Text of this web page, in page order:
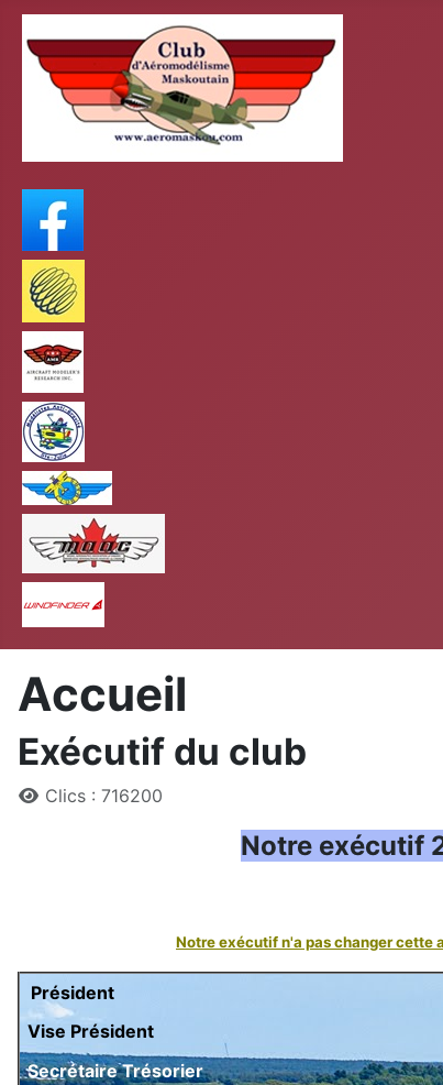
Club mars
Accueil
Exécutif du club
DétailsClics : 716200
Notre exécutif
Notre exécutif n'a pas changer cette
Président
Vise Président
Secrétaire Trésorier